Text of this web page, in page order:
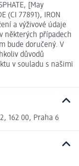
[May
(CI 77891), IRON
a výživové údaje
některých případech
bude doručený. V
důvodů
v souladu s našimi
162 00, Praha 6